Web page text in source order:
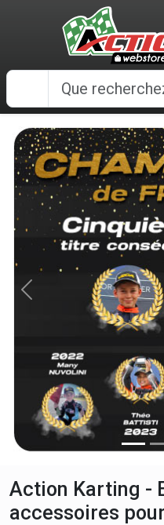
Panneau de gestion des
Previous
Action Karting -
accessoires